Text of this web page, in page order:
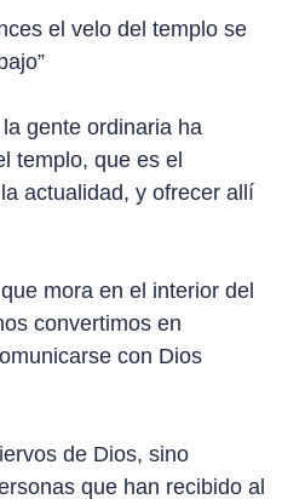
el velo del templo se
gente ordinaria ha
templo, que es el
actualidad, y ofrecer allí
mora en el interior del
convertimos en
con Dios
de Dios, sino
que han recibido al